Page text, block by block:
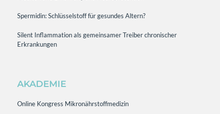
Spermidin: Schlüsselstoff für gesundes Altern?
Silent Inflammation als gemeinsamer Treiber chronischer
Erkrankungen
AKADEMIE
Online Kongress Mikronährstoffmedizin